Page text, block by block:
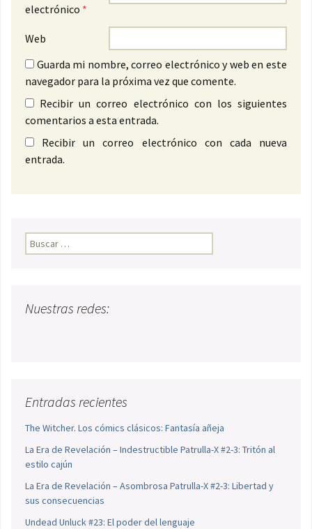
electrónico *
Web
Guarda mi nombre, correo electrónico y web en este
navegador para la próxima vez que comente.
Recibir un correo electrónico con los siguientes
comentarios a esta entrada.
Recibir un correo electrónico con cada nueva
entrada.
Buscar:
Nuestras redes:
Entradas recientes
The Witcher. Los cómics clásicos: Fantasía añeja
La Era de Revelación – Indestructible Patrulla-X #2-3: Tritón al
estilo cajún
La Era de Revelación – Asombrosa Patrulla-X #2-3: Libertad y
sus consecuencias
Undead Unluck #23: El poder del lenguaje